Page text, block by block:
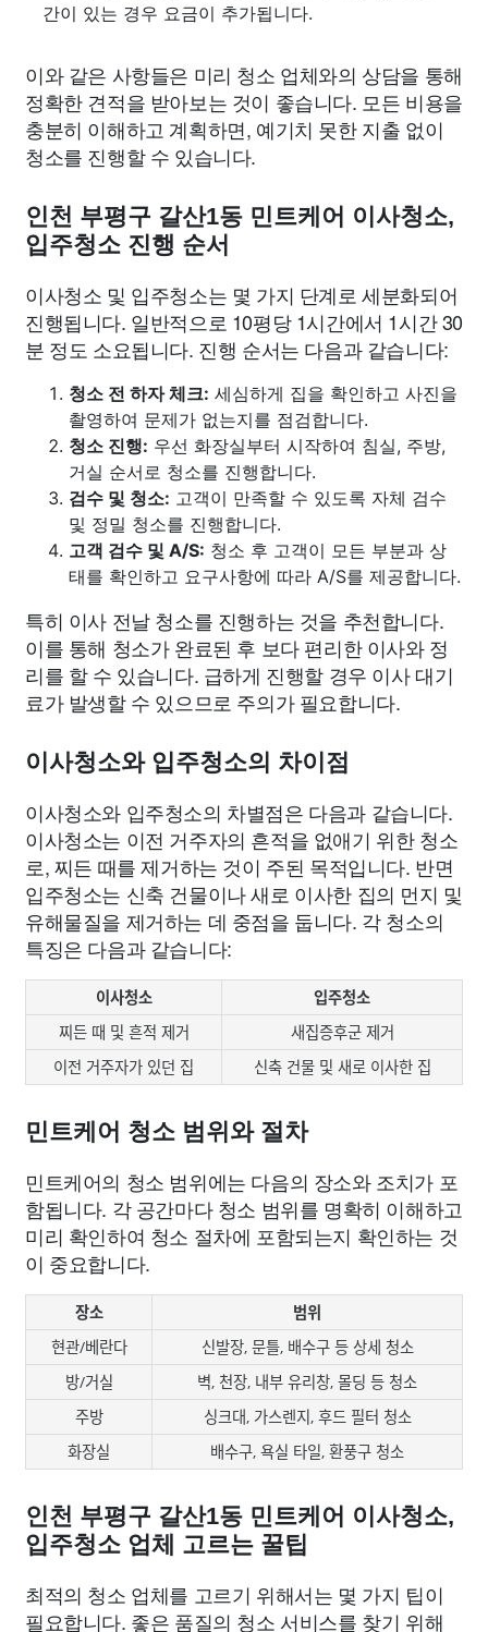
간이 있는 경우 요금이 추가됩니다.
이와 같은 사항들은 미리 청소 업체와의 상담을 통해
정확한 견적을 받아보는 것이 좋습니다. 모든 비용을
충분히 이해하고 계획하면, 예기치 못한 지출 없이
청소를 진행할 수 있습니다.
인천 부평구 갈산1동 민트케어 이사청소,
입주청소 진행 순서
이사청소 및 입주청소는 몇 가지 단계로 세분화되어
진행됩니다. 일반적으로 10평당 1시간에서 1시간 30
분 정도 소요됩니다. 진행 순서는 다음과 같습니다:
청소 전 하자 체크: 세심하게 집을 확인하고 사진을
촬영하여 문제가 없는지를 점검합니다.
청소 진행: 우선 화장실부터 시작하여 침실, 주방,
거실 순서로 청소를 진행합니다.
검수 및 청소: 고객이 만족할 수 있도록 자체 검수
및 정밀 청소를 진행합니다.
고객 검수 및 A/S: 청소 후 고객이 모든 부분과 상
태를 확인하고 요구사항에 따라 A/S를 제공합니다.
특히 이사 전날 청소를 진행하는 것을 추천합니다.
이를 통해 청소가 완료된 후 보다 편리한 이사와 정
리를 할 수 있습니다. 급하게 진행할 경우 이사 대기
료가 발생할 수 있으므로 주의가 필요합니다.
이사청소와 입주청소의 차이점
이사청소와 입주청소의 차별점은 다음과 같습니다.
이사청소는 이전 거주자의 흔적을 없애기 위한 청소
로, 찌든 때를 제거하는 것이 주된 목적입니다. 반면
입주청소는 신축 건물이나 새로 이사한 집의 먼지 및
유해물질을 제거하는 데 중점을 둡니다. 각 청소의
특징은 다음과 같습니다:
이사청소
입주청소
찌든 때 및 흔적 제거
새집증후군 제거
이전 거주자가 있던 집
신축 건물 및 새로 이사한 집
민트케어 청소 범위와 절차
민트케어의 청소 범위에는 다음의 장소와 조치가 포
함됩니다. 각 공간마다 청소 범위를 명확히 이해하고
미리 확인하여 청소 절차에 포함되는지 확인하는 것
이 중요합니다.
장소
범위
현관/베란다
신발장, 문틀, 배수구 등 상세 청소
방/거실
벽, 천장, 내부 유리창, 몰딩 등 청소
주방
싱크대, 가스렌지, 후드 필터 청소
화장실
배수구, 욕실 타일, 환풍구 청소
인천 부평구 갈산1동 민트케어 이사청소,
입주청소 업체 고르는 꿀팁
최적의 청소 업체를 고르기 위해서는 몇 가지 팁이
필요합니다. 좋은 품질의 청소 서비스를 찾기 위해